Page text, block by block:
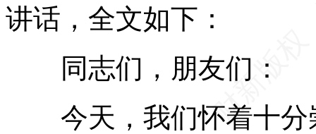
讲话，全文如下：
同志们，朋友们：
今天，我们怀着十分